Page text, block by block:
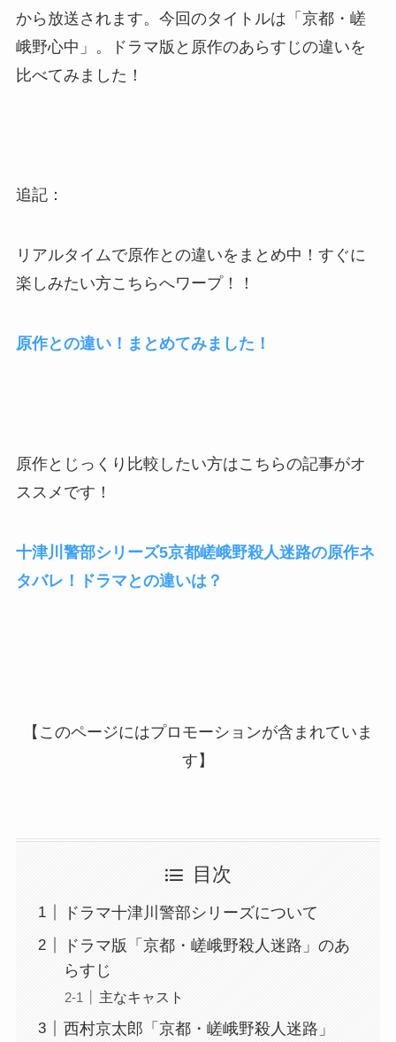
から放送されます。今回のタイトルは「京都・嵯
峨野心中」。ドラマ版と原作のあらすじの違いを
比べてみました！
追記：
リアルタイムで原作との違いをまとめ中！すぐに
楽しみたい方こちらへワープ！！
原作との違い！まとめてみました！
原作とじっくり比較したい方はこちらの記事がオ
ススメです！
十津川警部シリーズ5京都嵯峨野殺人迷路の原作ネ
タバレ！ドラマとの違いは？
【このページにはプロモーションが含まれていま
す】
目次
ドラマ十津川警部シリーズについて
ドラマ版「京都・嵯峨野殺人迷路」のあ
らすじ
主なキャスト
西村京太郎「京都・嵯峨野殺人迷路」